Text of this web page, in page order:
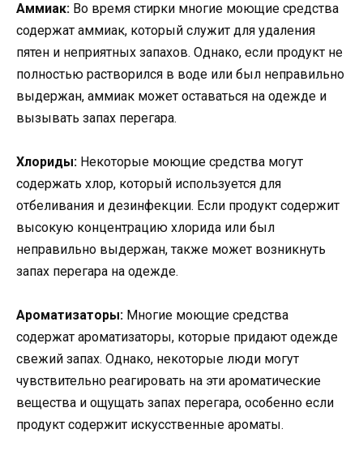
Аммиак: Во время стирки многие моющие средства
содержат аммиак, который служит для удаления
пятен и неприятных запахов. Однако, если продукт не
полностью растворился в воде или был неправильно
выдержан, аммиак может оставаться на одежде и
вызывать запах перегара.
Хлориды: Некоторые моющие средства могут
содержать хлор, который используется для
отбеливания и дезинфекции. Если продукт содержит
высокую концентрацию хлорида или был
неправильно выдержан, также может возникнуть
запах перегара на одежде.
Ароматизаторы: Многие моющие средства
содержат ароматизаторы, которые придают одежде
свежий запах. Однако, некоторые люди могут
чувствительно реагировать на эти ароматические
вещества и ощущать запах перегара, особенно если
продукт содержит искусственные ароматы.